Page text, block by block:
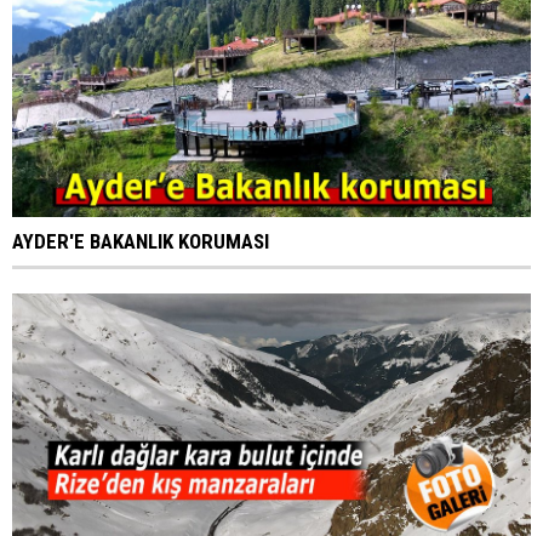
AYDER'E BAKANLIK KORUMASI